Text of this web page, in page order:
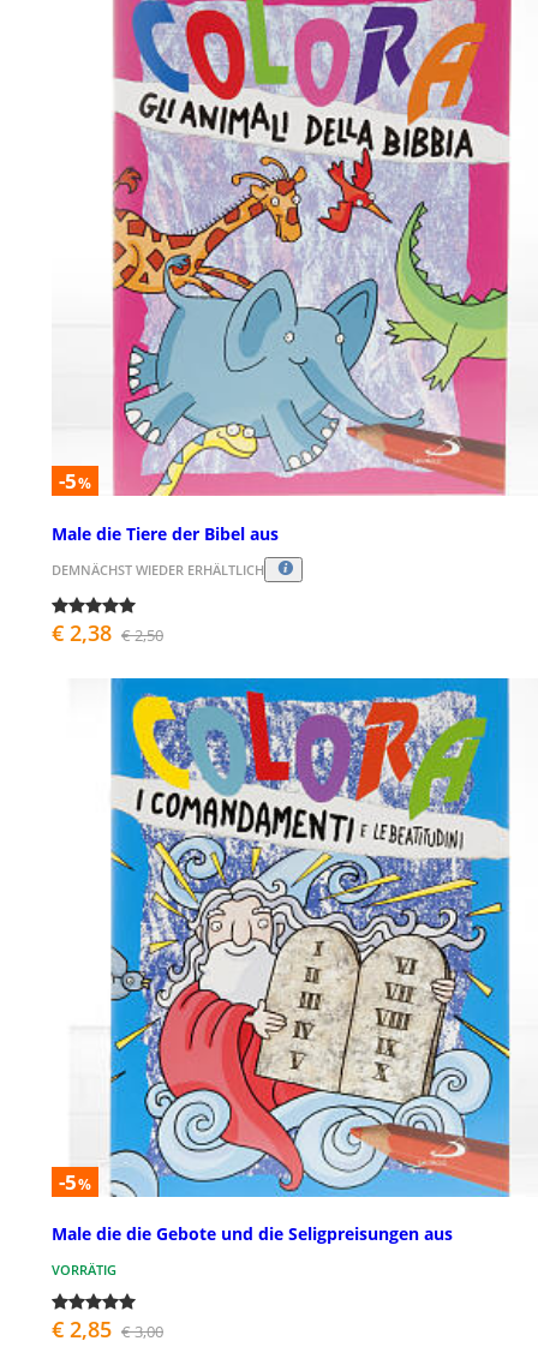
-5%
Male die Tiere der Bibel aus
DEMNÄCHST WIEDER ERHÄLTLICH
€ 2,38 € 2,50
-5%
Male die die Gebote und die Seligpreisungen aus
VORRÄTIG
€ 2,85 € 3,00